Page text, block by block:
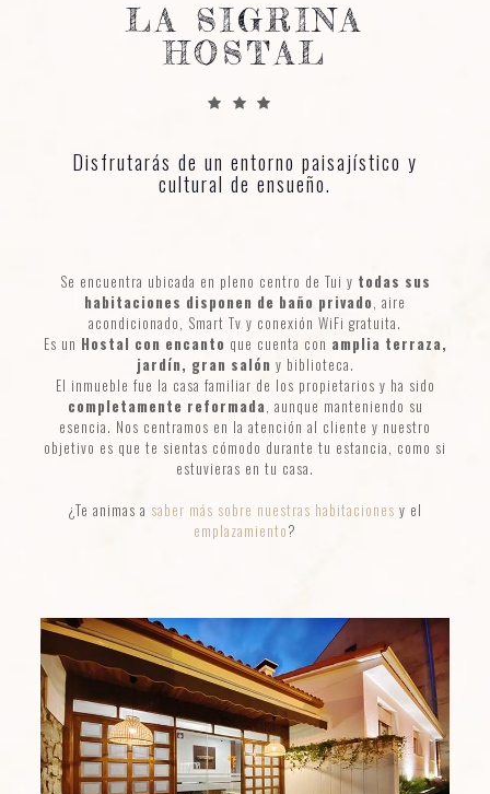
LA SIGRINA
HOSTAL
Disfrutarás de un entorno paisajístico y
cultural de ensueño.
Se encuentra ubicada en pleno centro de Tui y todas sus
habitaciones disponen de baño privado, aire
acondicionado, Smart Tv y conexión WiFi gratuita.
Es un Hostal con encanto que cuenta con amplia terraza,
jardín, gran salón y biblioteca.
El inmueble fue la casa familiar de los propietarios y ha sido
completamente reformada, aunque manteniendo su
esencia. Nos centramos en la atención al cliente y nuestro
objetivo es que te sientas cómodo durante tu estancia, como si
estuvieras en tu casa.
¿Te animas a saber más sobre nuestras habitaciones y el
emplazamiento?